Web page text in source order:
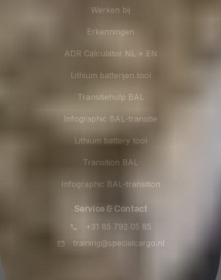
Werken bij
Erkenningen
ADR Calculator NL + EN
Lithium batterijen tool
Transitiehulp BAL
Infographic BAL-transitie
Lithium battery tool
Transition BAL
Infographic BAL-transition
Service & Contact
+31 85 792 05 85
training@specialcargo.nl